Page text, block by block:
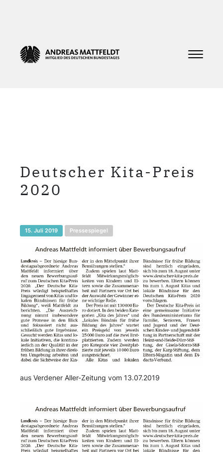
Deutscher Kita-Preis
2020
15. Juli 2019 Pressespiegel
aus Verdener Aller-Zeitung vom 13.07.2019